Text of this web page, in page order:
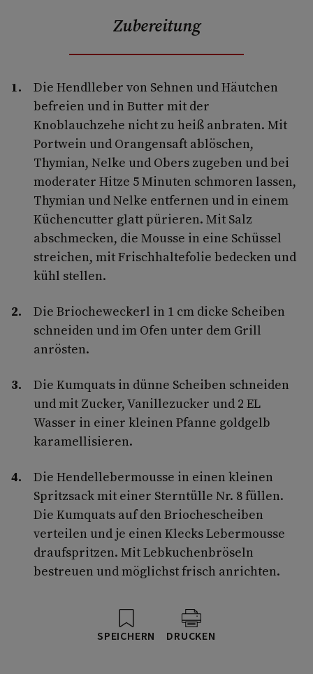
Zubereitung
Die Hendlleber von Sehnen und Häutchen
befreien und in Butter mit der
Knoblauchzehe nicht zu heiß anbraten. Mit
Portwein und Orangensaft ablöschen,
Thymian, Nelke und Obers zugeben und bei
moderater Hitze 5 Minuten schmoren lassen,
Thymian und Nelke entfernen und in einem
Küchencutter glatt pürieren. Mit Salz
abschmecken, die Mousse in eine Schüssel
streichen, mit Frischhaltefolie bedecken und
kühl stellen.
Die Briocheweckerl in 1 cm dicke Scheiben
schneiden und im Ofen unter dem Grill
anrösten.
Die Kumquats in dünne Scheiben schneiden
und mit Zucker, Vanillezucker und 2 EL
Wasser in einer kleinen Pfanne goldgelb
karamellisieren.
Die Hendellebermousse in einen kleinen
Spritzsack mit einer Sterntülle Nr. 8 füllen.
Die Kumquats auf den Briochescheiben
verteilen und je einen Klecks Lebermousse
draufspritzen. Mit Lebkuchenbröseln
bestreuen und möglichst frisch anrichten.
SPEICHERN DRUCKEN